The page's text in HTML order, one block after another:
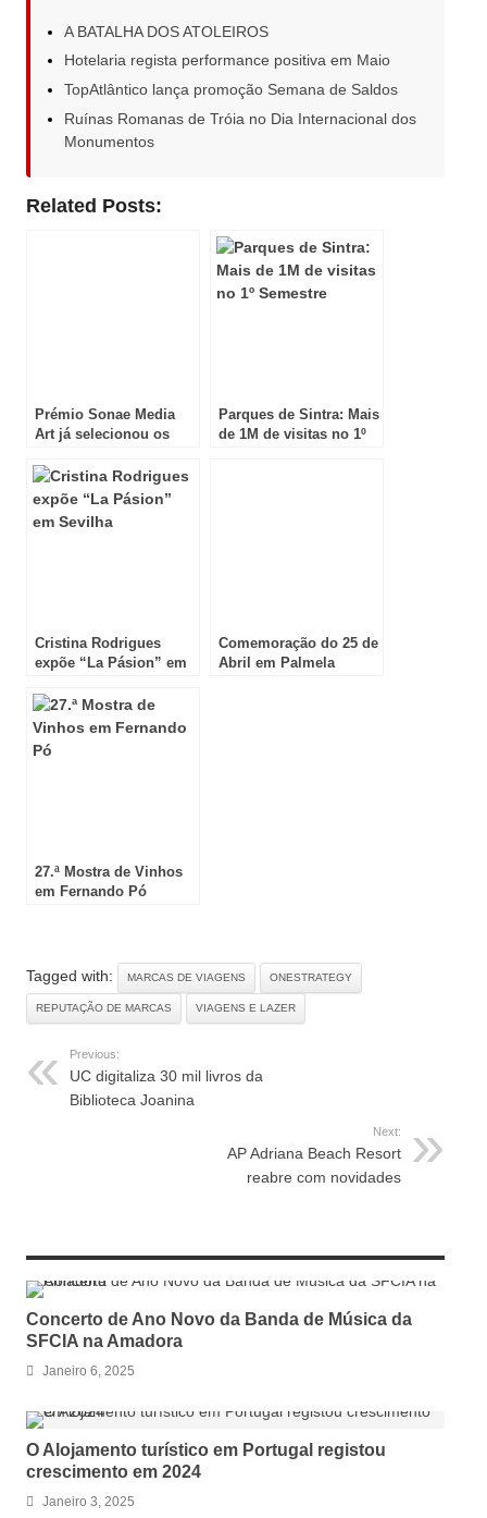
A BATALHA DOS ATOLEIROS
Hotelaria regista performance positiva em Maio
TopAtlântico lança promoção Semana de Saldos
Ruínas Romanas de Tróia no Dia Internacional dos
Monumentos
Related Posts:
Prémio Sonae Media
Art já selecionou os
Parques de Sintra: Mais
de 1M de visitas no 1º
Cristina Rodrigues
expõe “La Pásion” em
Comemoração do 25 de
Abril em Palmela
27.ª Mostra de Vinhos
em Fernando Pó
Tagged with: MARCAS DE VIAGENS ONESTRATEGY
REPUTAÇÃO DE MARCAS VIAGENS E LAZER
Previous:
UC digitaliza 30 mil livros da
Biblioteca Joanina
Next:
AP Adriana Beach Resort
reabre com novidades
Concerto de Ano Novo da Banda de Música da
SFCIA na Amadora
Janeiro 6, 2025
O Alojamento turístico em Portugal registou
crescimento em 2024
Janeiro 3, 2025